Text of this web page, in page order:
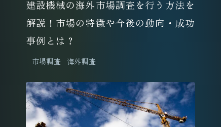
建設機械の海外市場調査を行う方法を
解説！市場の特徴や今後の動向・成功
事例とは？
市場調査 海外調査